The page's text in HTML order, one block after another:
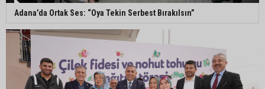
çıktı
İmamoğlu’nda hijyen ve etiket kontrolü
Adana’da Ortak Ses: “Oya Tekin Serbest Bırakılsın”